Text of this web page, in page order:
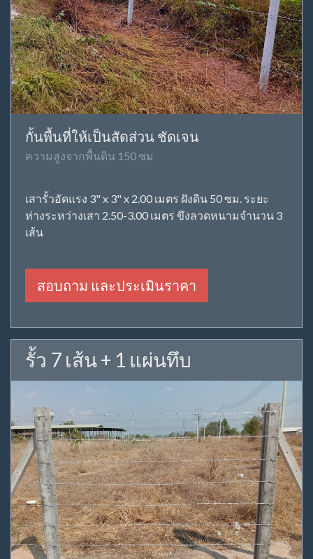
กั้นพื้นที่ให้เป็นสัดส่วน ชัดเจน
ความสูงจากพื้นดิน 150 ซม
เสารั้วอัดแรง 3" x 3" x 2.00 เมตร ฝังดิน 50 ซม. ระยะ
ห่างระหว่างเสา 2.50-3.00 เมตร ขึงลวดหนามจำนวน 3
เส้น
สอบถาม และประเมินราคา
รั้ว 7 เส้น + 1 แผ่นทึบ